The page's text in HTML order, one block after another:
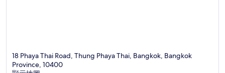
18 Phaya Thai Road, Thung Phaya Thai, Bangkok, Bangkok
Province, 10400